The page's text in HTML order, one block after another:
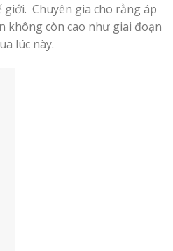
Chuyên gia cho rằng áp
không còn cao như giai đoạn
lúc này.